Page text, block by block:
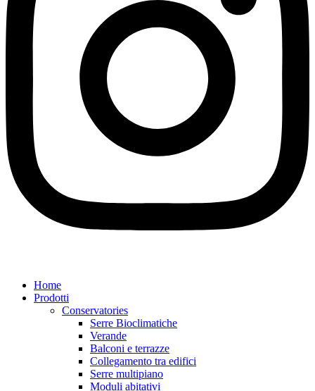
Home
Prodotti
Conservatories
Serre Bioclimatiche
Verande
Balconi e terrazze
Collegamento tra edifici
Serre multipiano
Moduli abitativi